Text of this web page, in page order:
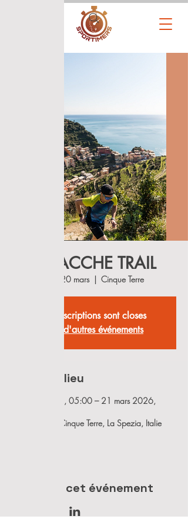
SCIACCHE TRAIL
ven. 20 mars
  |
Cinque Terre
Les inscriptions sont closes
Voir d'autres événements
Heure et lieu
20 mars 2026, 05:00 – 21 mars 2026,
Cinque Terre, Cinque Terre, La Spezia, Italie
Partager cet événement